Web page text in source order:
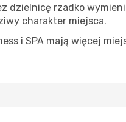
dzielnicę rzadko
charakter miejsca.
i SPA mają więcej